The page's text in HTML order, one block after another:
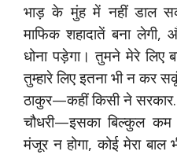
भाड़ के मुंह में नहीं डाल
माफिक शहादातें बना
धोना पड़ेगा। तुमने मेरे
तुम्हारे लिए इतना भी न
ठाकुर—कहीं किसी ने
चौधरी—इसका बिल्कुल
मंजूर न होगा, कोई मेरा